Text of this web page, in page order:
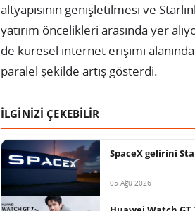
altyapısının genişletilmesi ve
yatırım öncelikleri arasında yer
de küresel internet erişimi
paralel şekilde artış gösterdi.
İLGİNİZİ ÇEKEBİLİR
SpaceX gelirini
05 Ağu 2026